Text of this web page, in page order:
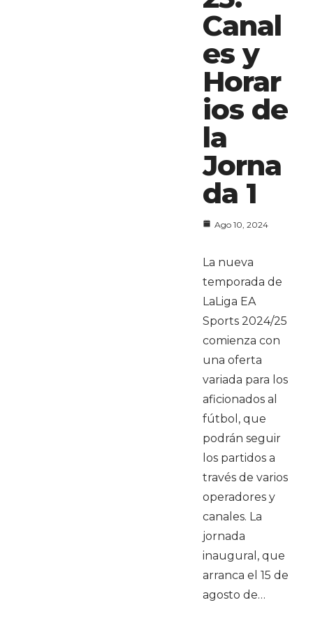
Canal
es y
Horar
ios de
la
Jorna
da 1
Ago 10, 2024
La nueva
temporada de
LaLiga EA
Sports 2024/25
comienza con
una oferta
variada para los
aficionados al
fútbol, que
podrán seguir
los partidos a
través de varios
operadores y
canales. La
jornada
inaugural, que
arranca el 15 de
agosto de…